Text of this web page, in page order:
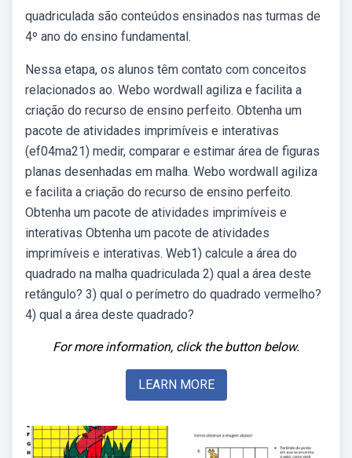
quadriculada são conteúdos ensinados nas turmas de
4º ano do ensino fundamental.
Nessa etapa, os alunos têm contato com conceitos
relacionados ao. Webo wordwall agiliza e facilita a
criação do recurso de ensino perfeito. Obtenha um
pacote de atividades imprimíveis e interativas
(ef04ma21) medir, comparar e estimar área de figuras
planas desenhadas em malha. Webo wordwall agiliza
e facilita a criação do recurso de ensino perfeito.
Obtenha um pacote de atividades imprimíveis e
interativas Obtenha um pacote de atividades
imprimíveis e interativas. Web1) calcule a área do
quadrado na malha quadriculada 2) qual a área deste
retângulo? 3) qual o perímetro do quadrado vermelho?
4) qual a área deste quadrado?
For more information, click the button below.
LEARN MORE